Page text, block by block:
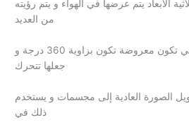
الأبعاد يتم عرضها في الهواء و يتم رؤيته
من العديد
من الزوايا لأن الصورة التي تكون معروضة تكون بزاوية 360 درجة و
جعلها تتحرك
الصورة العادية إلى مجسمات و يستخدم
ذلك في